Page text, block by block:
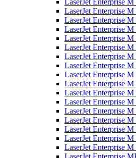
LaserJet Enterprise M
LaserJet Enterprise M
LaserJet Enterprise M
LaserJet Enterprise M
LaserJet Enterprise M
LaserJet Enterprise M
LaserJet Enterprise
LaserJet Enterprise M
LaserJet Enterprise M
LaserJet Enterprise
LaserJet Enterprise M
LaserJet Enterprise
LaserJet Enterprise M
LaserJet Enterprise
LaserJet Enterprise M
LaserJet Enterprise M
LaserJet Enterprise